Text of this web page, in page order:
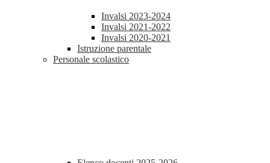
Invalsi 2023-2024
Invalsi 2021-2022
Invalsi 2020-2021
Istruzione parentale
Personale scolastico